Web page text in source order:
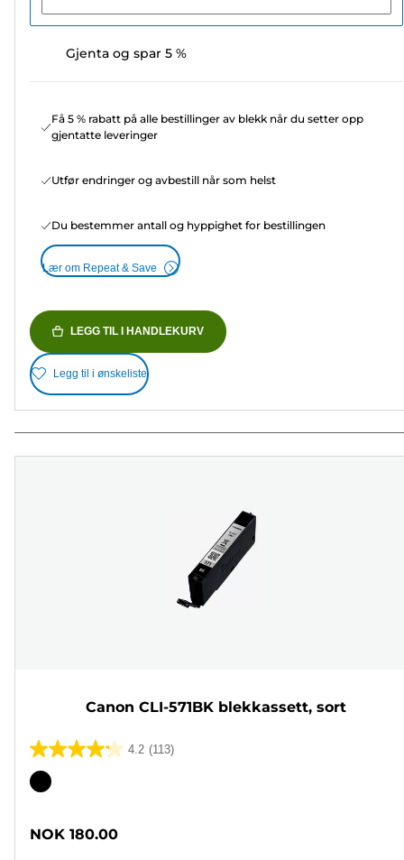
Gjenta og spar 5 %
Få 5 % rabatt på alle bestillinger av blekk når du setter opp
gjentatte leveringer
Utfør endringer og avbestill når som helst
Du bestemmer antall og hyppighet for bestillingen
Lær om Repeat & Save
LEGG TIL I HANDLEKURV
Legg til i ønskeliste
Canon CLI-571BK blekkassett, sort
4.2 (113)
4.2
av
113
Fargekassett
NOK 180.00